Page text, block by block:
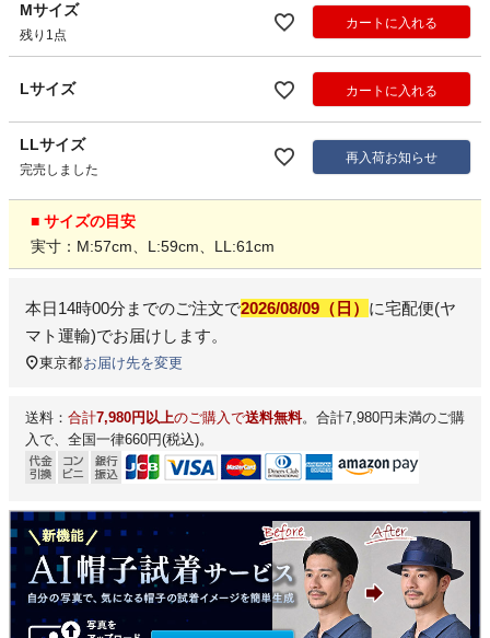
Mサイズ
残り1点
カートに入れる
Lサイズ カートに入れる
LLサイズ
完売しました
再入荷お知らせ
■ サイズの目安
実寸：M:57cm、L:59cm、LL:61cm
本日14時00分 までのご注文で2026/08/09（日） に宅配便(ヤ
マト運輸)でお届けします。
東京都お届け先を変更
送料： 合計7,980円以上のご購入で送料無料。合計7,980円未満のご購
入で、全国一律660円(税込)。